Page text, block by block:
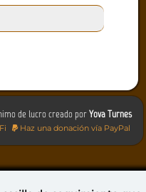
de lucro creado porYova Turnes
Haz una donación vía PayPal